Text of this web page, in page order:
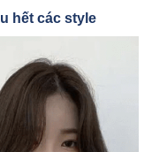
hết các style